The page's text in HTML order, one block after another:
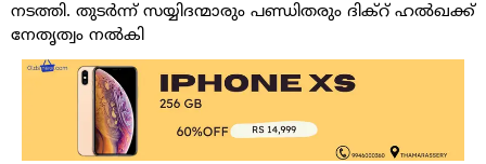
നടത്തി. തുടർന്ന് സയ്യിദന്മാരും പണ്ഡിതരും ദിക്റ് ഹൽഖക്ക്
നേതൃത്വം നൽകി